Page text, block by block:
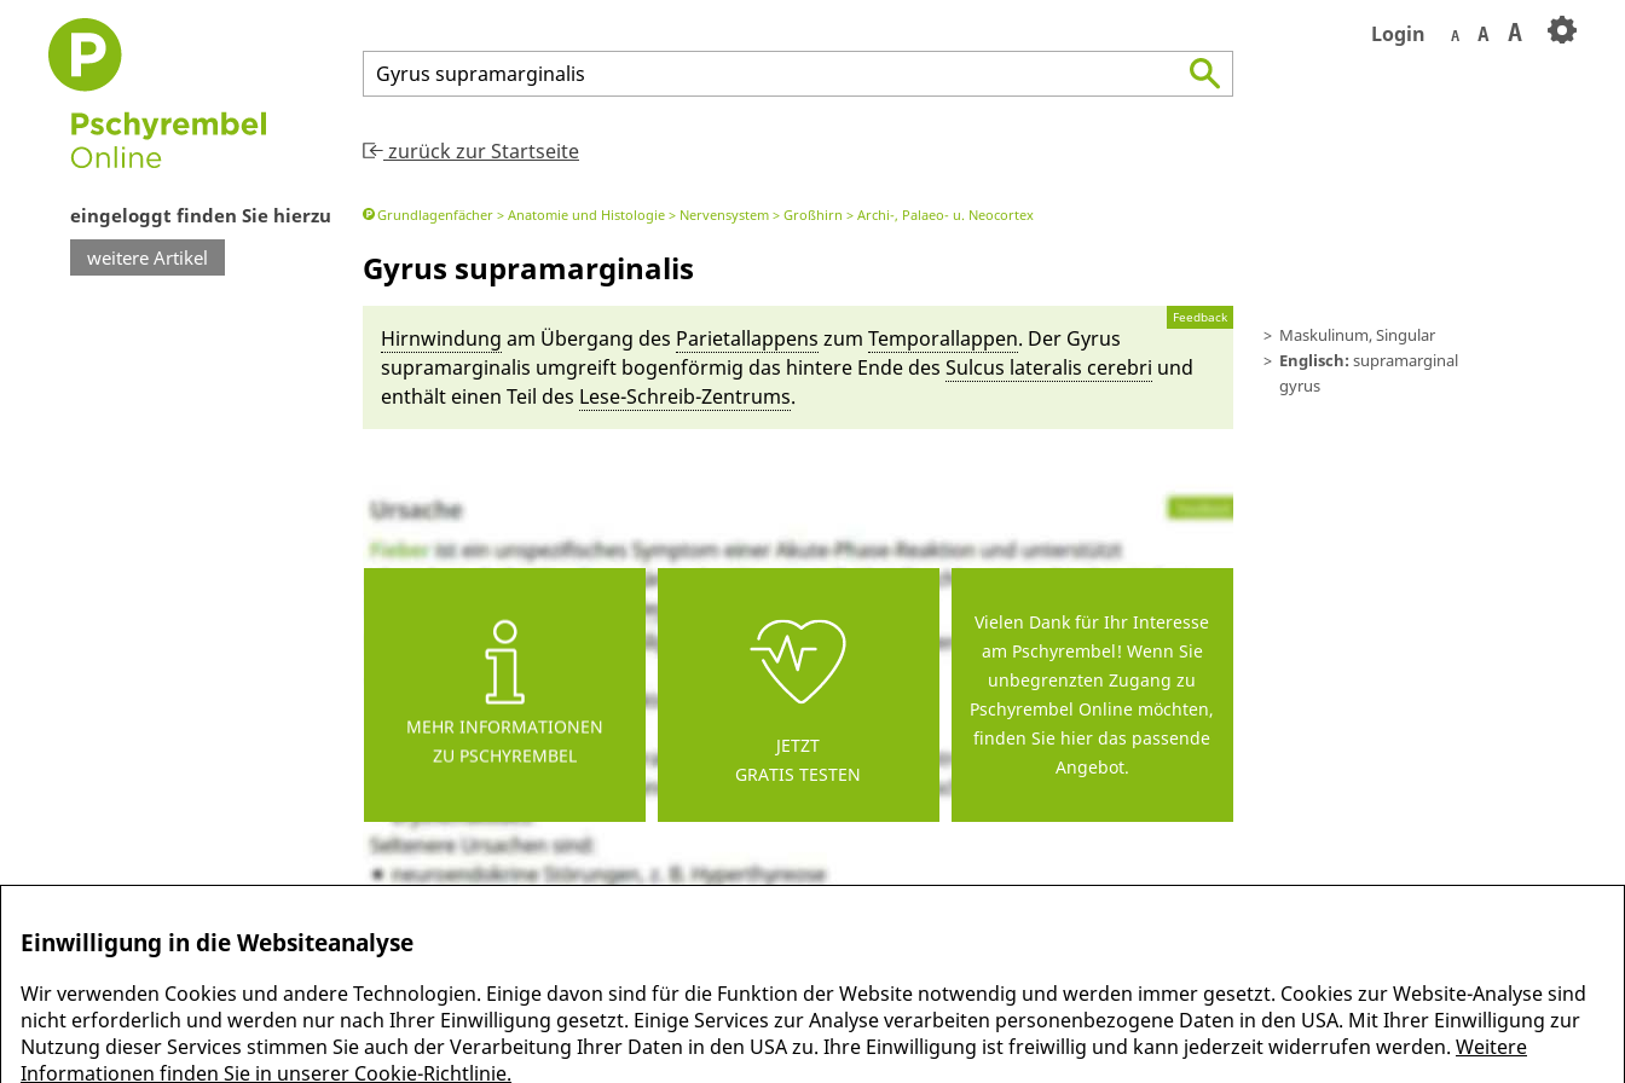
eingeloggt finden Sie hierzu
weitere Artikel
Login A A A
Gyrus supramarginalis
zurück zur Startseite
Grundlagenfächer Anatomie und Histologie Nervensystem Großhirn Archi-, Palaeo- u. Neocortex
Gyrus supramarginalis
Maskulinum, Singular
Englisch: supramarginal
gyrus
Feedback
Hirn­win­dung am Ü­berg­ang des Parietal­lappens zum Temporal­lappen. Der Gyrus
supra­margina­lis um­greift bogen­för­mig das hin­te­re En­de des Sul­cus lateralis cerebri und
enthält einen Teil des Le­se-Schreib-Zentrums.
MEHR INFORMATIONEN
ZU PSCHYREMBEL
JETZT
GRATIS TESTEN
Vielen Dank für Ihr Interesse
am Pschyrembel! Wenn Sie
unbegrenzten Zugang zu
Pschyrembel Online möchten,
finden Sie hier das passende
Angebot.
Einwilligung in die Websiteanalyse
Wir verwenden Cookies und andere Technologien. Einige davon sind für die Funktion der Website notwendig und werden immer gesetzt. Cookies zur Website-Analyse sind
nicht erforderlich und werden nur nach Ihrer Einwilligung gesetzt. Einige Services zur Analyse verarbeiten personenbezogene Daten in den USA. Mit Ihrer Einwilligung zur
Nutzung dieser Services stimmen Sie auch der Verarbeitung Ihrer Daten in den USA zu. Ihre Einwilligung ist freiwillig und kann jederzeit widerrufen werden. Weitere
Informationen finden Sie in unserer Cookie-Richtlinie.